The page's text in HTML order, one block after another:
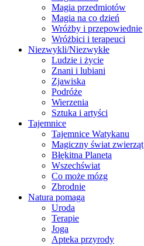
Magia przedmiotów
Magia na co dzień
Wróżby i przepowiednie
Wróżbici i terapeuci
Niezwykli/Niezwykłe
Ludzie i życie
Znani i lubiani
Zjawiska
Podróże
Wierzenia
Sztuka i artyści
Tajemnice
Tajemnice Watykanu
Magiczny świat zwierząt
Błękitna Planeta
Wszechświat
Co może mózg
Zbrodnie
Natura pomaga
Uroda
Terapie
Joga
Apteka przyrody